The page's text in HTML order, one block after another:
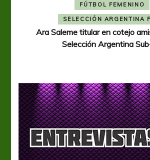
FÚTBOL FEMENINO
SELECCIÓN ARGENTINA
Ara Saleme titular en cotejo
Selección Argentina